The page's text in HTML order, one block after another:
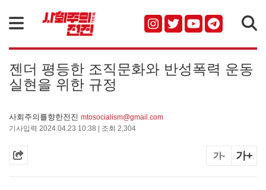
젠더 평등한 조직문화와 반성폭력 운동
실현을 위한 규정
사회주의를향한전진 mtosocialism@gmail.com
기사입력 2024.04.23 10:38 | 조회 2,304
가- 가+